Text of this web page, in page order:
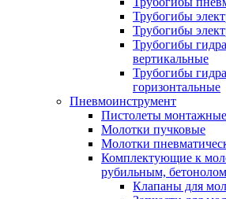
Трубогибы
Трубогибы
Трубогибы
вертикальные
Трубогибы
горизонтальные
Пневмоинструмент
Пистолеты монтажные
Молотки пучковые
Молотки
Комплектующие к
рубильным,
Клапаны для